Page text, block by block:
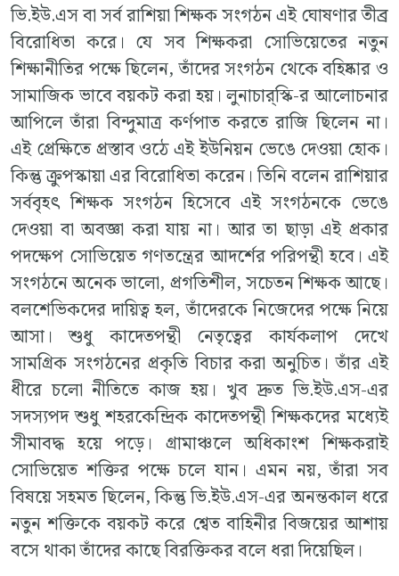
ভি.ইউ.এস বা সর্ব রাশিয়া শিক্ষক সংগঠন এই ঘোষণার তীব্র
বিরোধিতা করে। যে সব শিক্ষকরা সোভিয়েতের নতুন
শিক্ষানীতির পক্ষে ছিলেন, তাঁদের সংগঠন থেকে বহিষ্কার ও
সামাজিক ভাবে বয়কট করা হয়। লুনাচার্‌স্কি-র আলোচনার
আপিলে তাঁরা বিন্দুমাত্র কর্ণপাত করতে রাজি ছিলেন না।
এই প্রেক্ষিতে প্রস্তাব ওঠে এই ইউনিয়ন ভেঙে দেওয়া হোক।
কিন্তু ক্রুপস্কায়া এর বিরোধিতা করেন। তিনি বলেন রাশিয়ার
সর্ববৃহৎ শিক্ষক সংগঠন হিসেবে এই সংগঠনকে ভেঙে
দেওয়া বা অবজ্ঞা করা যায় না। আর তা ছাড়া এই প্রকার
পদক্ষেপ সোভিয়েত গণতন্ত্রের আদর্শের পরিপন্থী হবে। এই
সংগঠনে অনেক ভালো, প্রগতিশীল, সচেতন শিক্ষক আছে।
বলশেভিকদের দায়িত্ব হল, তাঁদেরকে নিজেদের পক্ষে নিয়ে
আসা। শুধু কাদেতপন্থী নেতৃত্বের কার্যকলাপ দেখে
সামগ্রিক সংগঠনের প্রকৃতি বিচার করা অনুচিত। তাঁর এই
ধীরে চলো নীতিতে কাজ হয়। খুব দ্রুত ভি.ইউ.এস-এর
সদস্যপদ শুধু শহরকেন্দ্রিক কাদেতপন্থী শিক্ষকদের মধ্যেই
সীমাবদ্ধ হয়ে পড়ে। গ্রামাঞ্চলে অধিকাংশ শিক্ষকরাই
সোভিয়েত শক্তির পক্ষে চলে যান। এমন নয়, তাঁরা সব
বিষয়ে সহমত ছিলেন, কিন্তু ভি.ইউ.এস-এর অনন্তকাল ধরে
নতুন শক্তিকে বয়কট করে শ্বেত বাহিনীর বিজয়ের আশায়
বসে থাকা তাঁদের কাছে বিরক্তিকর বলে ধরা দিয়েছিল।